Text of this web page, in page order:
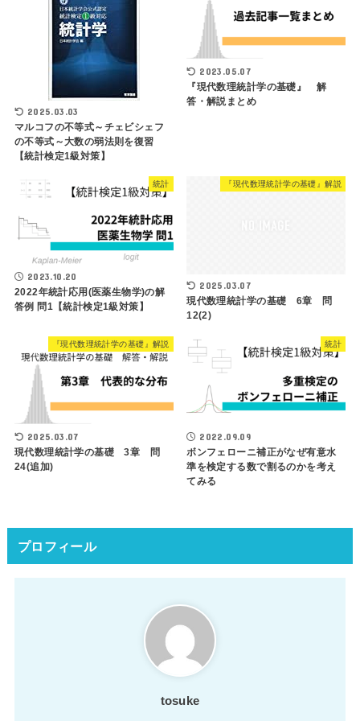
2025.03.03
マルコフの不等式～チェビシェフ
の不等式～大数の弱法則を復習
【統計検定1級対策】
2023.05.07
『現代数理統計学の基礎』 解
答・解説まとめ
統計
2023.10.20
2022年統計応用(医薬生物学)の解
答例 問1【統計検定1級対策】
『現代数理統計学の基礎』解説
2025.03.07
現代数理統計学の基礎 6章 問
12(2)
『現代数理統計学の基礎』解説
2025.03.07
現代数理統計学の基礎 3章 問
24(追加)
統計
2022.09.09
ボンフェローニ補正がなぜ有意水
準を検定する数で割るのかを考え
てみる
プロフィール
tosuke